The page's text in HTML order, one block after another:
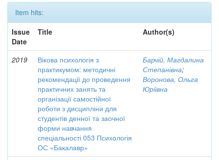
Item hits:
Issue
Date
Title Author(s)
2019
Вікова психологія з
практикумом: методичні
рекомендації до проведення
практичних занять та
організації самостійної
роботи з дисципліни для
студентів денної та заочної
форми навчання
спеціальності 053 Психологія
ОС «Бакалавр»
Барчій, Магдалина
Степанівна;
Воронова, Ольга
Юріївна